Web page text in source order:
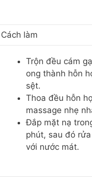
Cách làm
Trộn đều cám
ong thành hỗn
sệt.
Thoa đều hỗn
massage nhẹ
Đắp mặt nạ
phút, sau đó
với nước mát.